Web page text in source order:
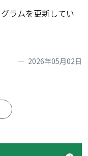
ラムを更新してい
2026年05月02日